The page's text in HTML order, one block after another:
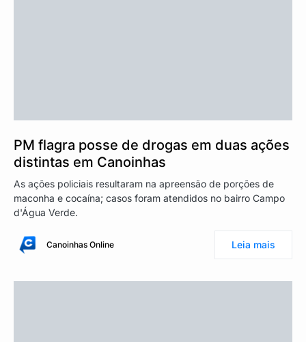
PM flagra posse de drogas em duas ações
distintas em Canoinhas
As ações policiais resultaram na apreensão de porções de
maconha e cocaína; casos foram atendidos no bairro Campo
d'Água Verde.
Canoinhas Online Leia mais